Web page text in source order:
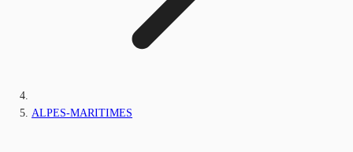
ALPES-MARITIMES